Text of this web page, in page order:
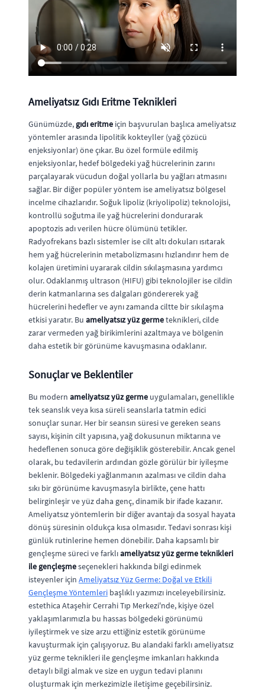
Ameliyatsız Gıdı Eritme Teknikleri
Günümüzde, gıdı eritme için başvurulan başlıca ameliyatsız
yöntemler arasında lipolitik kokteyller (yağ çözücü
enjeksiyonlar) öne çıkar. Bu özel formüle edilmiş
enjeksiyonlar, hedef bölgedeki yağ hücrelerinin zarını
parçalayarak vücudun doğal yollarla bu yağları atmasını
sağlar. Bir diğer popüler yöntem ise ameliyatsız bölgesel
incelme cihazlarıdır. Soğuk lipoliz (kriyolipoliz) teknolojisi,
kontrollü soğutma ile yağ hücrelerini dondurarak
apoptozis adı verilen hücre ölümünü tetikler.
Radyofrekans bazlı sistemler ise cilt altı dokuları ısıtarak
hem yağ hücrelerinin metabolizmasını hızlandırır hem de
kolajen üretimini uyararak cildin sıkılaşmasına yardımcı
olur. Odaklanmış ultrason (HIFU) gibi teknolojiler ise cildin
derin katmanlarına ses dalgaları göndererek yağ
hücrelerini hedefler ve aynı zamanda ciltte bir sıkılaşma
etkisi yaratır. Bu ameliyatsız yüz germeteknikleri, cilde
zarar vermeden yağ birikimlerini azaltmaya ve bölgenin
daha estetik bir görünüme kavuşmasına odaklanır.
Sonuçlar ve Beklentiler
Bu modern ameliyatsız yüz germe uygulamaları, genellikle
tek seanslık veya kısa süreli seanslarla tatmin edici
sonuçlar sunar. Her bir seansın süresi ve gereken seans
sayısı, kişinin cilt yapısına, yağ dokusunun miktarına ve
hedeflenen sonuca göre değişiklik gösterebilir. Ancak genel
olarak, bu tedavilerin ardından gözle görülür bir iyileşme
beklenir. Bölgedeki yağlanmanın azalması ve cildin daha
sıkı bir görünüme kavuşmasıyla birlikte, çene hattı
belirginleşir ve yüz daha genç, dinamik bir ifade kazanır.
Ameliyatsız yöntemlerin bir diğer avantajı da sosyal hayata
dönüş süresinin oldukça kısa olmasıdır. Tedavi sonrası kişi
günlük rutinlerine hemen dönebilir. Daha kapsamlı bir
gençleşme süreci ve farklıameliyatsız yüz germe teknikleri
ile gençleşmeseçenekleri hakkında bilgi edinmek
isteyenler için Ameliyatsız Yüz Germe: Doğal ve Etkili
Gençleşme Yöntemleri başlıklı yazımızı inceleyebilirsiniz.
estethica Ataşehir Cerrahi Tıp Merkezi'nde, kişiye özel
yaklaşımlarımızla bu hassas bölgedeki görünümü
iyileştirmek ve size arzu ettiğiniz estetik görünüme
kavuşturmak için çalışıyoruz. Bu alandaki farklı ameliyatsız
yüz germe teknikleri ile gençleşme imkanları hakkında
detaylı bilgi almak ve size en uygun tedavi planını
oluşturmak için merkezimizle iletişime geçebilirsiniz.